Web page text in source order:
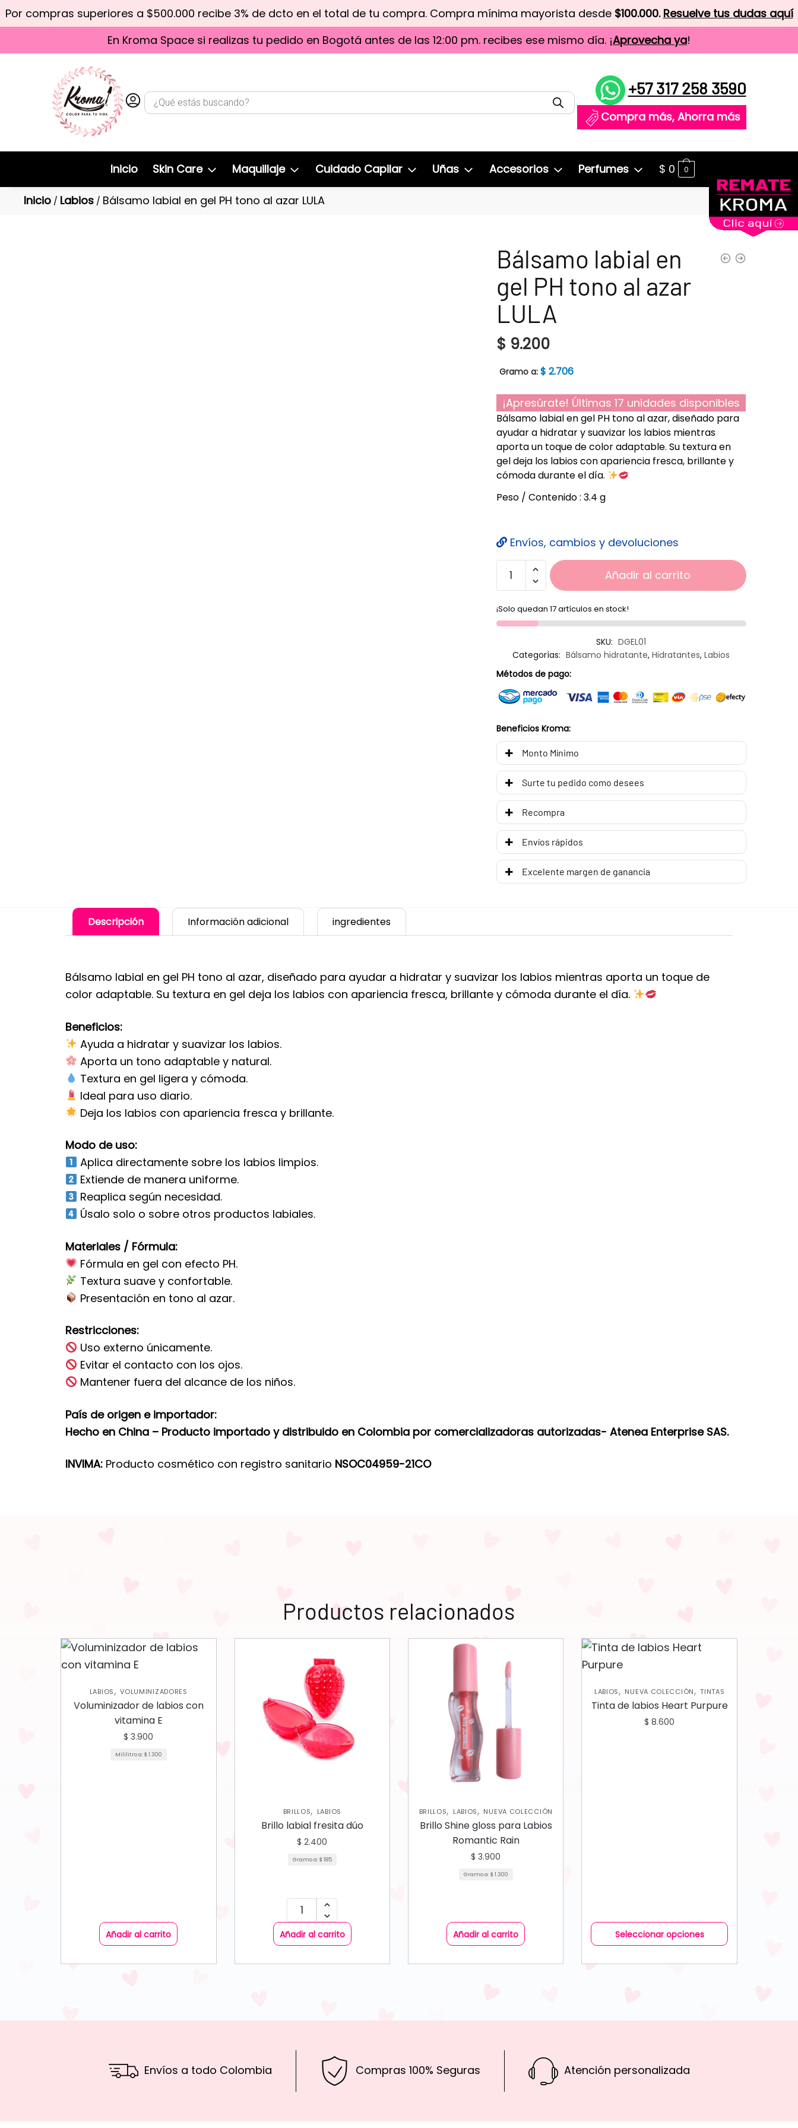
Por compras superiores a $500.000 recibe 3% de dcto en el total de tu compra. Compra mínima mayorista desde $100.000. Resuelve tus dudas aquí
En Kroma Space si realizas tu pedido en Bogotá antes de las 12:00 pm. recibes ese mismo día. ¡Aprovecha ya!
+57 317 258 3590
Compra más, Ahorra más
Inicio Skin Care Maquillaje Cuidado Capilar Uñas Accesorios Perfumes $ 0 0
Inicio / Labios / Bálsamo labial en gel PH tono al azar LULA
Bálsamo labial en
gel PH tono al azar
LULA
$ 9.200
Gramo a: $ 2.706
¡Apresúrate! Últimas 17 unidades disponibles
Bálsamo labial en gel PH tono al azar, diseñado para
ayudar a hidratar y suavizar los labios mientras
aporta un toque de color adaptable. Su textura en
gel deja los labios con apariencia fresca, brillante y
cómoda durante el día.
Peso / Contenido : 3.4 g
Envíos, cambios y devoluciones
Añadir al carrito
¡Solo quedan 17 artículos en stock!
SKU: DGEL01
Categorías: Bálsamo hidratante,Hidratantes,Labios
Métodos de pago:
Beneficios Kroma:
Monto Mínimo
Surte tu pedido como desees
Recompra
Envíos rápidos
Excelente margen de ganancia
Descripción Información adicional ingredientes
Bálsamo labial en gel PH tono al azar, diseñado para ayudar a hidratar y suavizar los labios mientras aporta un toque de
color adaptable. Su textura en gel deja los labios con apariencia fresca, brillante y cómoda durante el día.
Beneficios:
Ayuda a hidratar y suavizar los labios.
Aporta un tono adaptable y natural.
Textura en gel ligera y cómoda.
Ideal para uso diario.
Deja los labios con apariencia fresca y brillante.
Modo de uso:
Aplica directamente sobre los labios limpios.
Extiende de manera uniforme.
Reaplica según necesidad.
Úsalo solo o sobre otros productos labiales.
Materiales / Fórmula:
Fórmula en gel con efecto PH.
Textura suave y confortable.
Presentación en tono al azar.
Restricciones:
Uso externo únicamente.
Evitar el contacto con los ojos.
Mantener fuera del alcance de los niños.
País de origen e importador:
Hecho en China – Producto importado y distribuido en Colombia por comercializadoras autorizadas- Atenea Enterprise SAS.
INVIMA:Producto cosmético con registro sanitario NSOC04959-21CO
Productos relacionados
LABIOS,VOLUMINIZADORES
Voluminizador de labios con
vitamina E
$ 3.900
Mililitro a:$ 1.300
Añadir al carrito
BRILLOS, LABIOS
Brillo labial fresita dúo
$ 2.400
Gramo a:$ 185
Añadir al carrito
BRILLOS, LABIOS, NUEVA COLECCIÓN
Brillo Shine gloss para Labios
Romantic Rain
$ 3.900
Gramo a:$ 1.300
Añadir al carrito
LABIOS, NUEVA COLECCIÓN,TINTAS
Tinta de labios Heart Purpure
$ 8.600
Seleccionar opciones
Envíos a todo Colombia Compras 100% Seguras Atención personalizada